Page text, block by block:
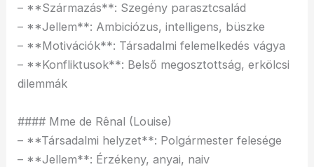
– **Származás**: Szegény parasztcsalád
– **Jellem**: Ambiciózus, intelligens, büszke
– **Motivációk**: Társadalmi felemelkedés vágya
– **Konfliktusok**: Belső megosztottság, erkölcsi
dilemmák
#### Mme de Rênal (Louise)
– **Társadalmi helyzet**: Polgármester felesége
– **Jellem**: Érzékeny, anyai, naiv